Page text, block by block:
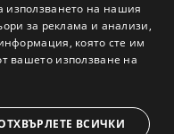
Виж на картата
на нашия
за реклама и анализи,
която сте им
вашето използване на
ВСИЧКИ